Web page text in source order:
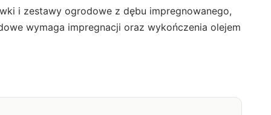
i zestawy ogrodowe z dębu impregnowanego,
wymaga impregnacji oraz wykończenia olejem